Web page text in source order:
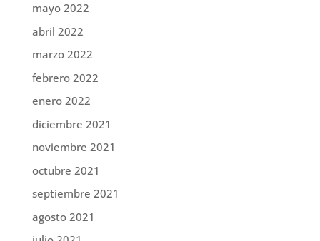
mayo 2022
abril 2022
marzo 2022
febrero 2022
enero 2022
diciembre 2021
noviembre 2021
octubre 2021
septiembre 2021
agosto 2021